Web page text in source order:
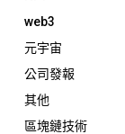
web3
元宇宙
公司發報
其他
區塊鏈技術